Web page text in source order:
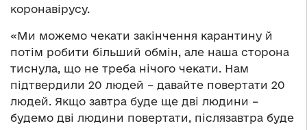
коронавірусу.
«Ми можемо чекати закінчення карантину й
потім робити більший обмін, але наша сторона
тиснула, що не треба нічого чекати. Нам
підтвердили 20 людей – давайте повертати 20
людей. Якщо завтра буде ще дві людини –
будемо дві людини повертати, післязавтра буде